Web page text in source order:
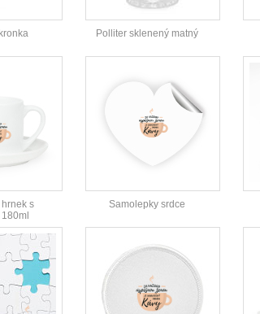
Polliter sklenený matný
s
Samolepky srdce